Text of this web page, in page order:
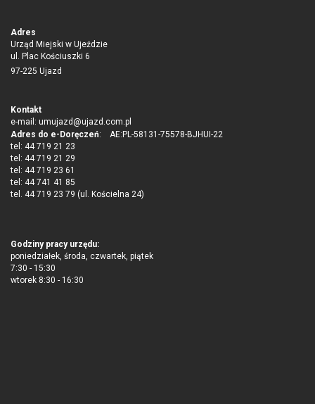
Adres
Urząd Miejski w Ujeździe
ul. Plac Kościuszki 6
97-225 Ujazd
Kontakt
e-mail: umujazd@ujazd.com.pl
Adres do e-Doręczeń: AE:PL-58131-75578-BJHUI-22
tel: 44 719 21 23
tel: 44 719 21 29
tel: 44 719 23 61
tel: 44 741 41 85
tel. 44 719 23 79 (ul. Kościelna 24)
Godziny pracy urzędu:
poniedziałek, środa, czwartek, piątek
7:30 - 15:30
wtorek 8:30 - 16:30